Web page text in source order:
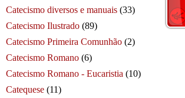
Catecismo diversos e manuais (33)
Catecismo Ilustrado (89)
Catecismo Primeira Comunhão (2)
Catecismo Romano (6)
Catecismo Romano - Eucaristia (10)
Catequese (11)